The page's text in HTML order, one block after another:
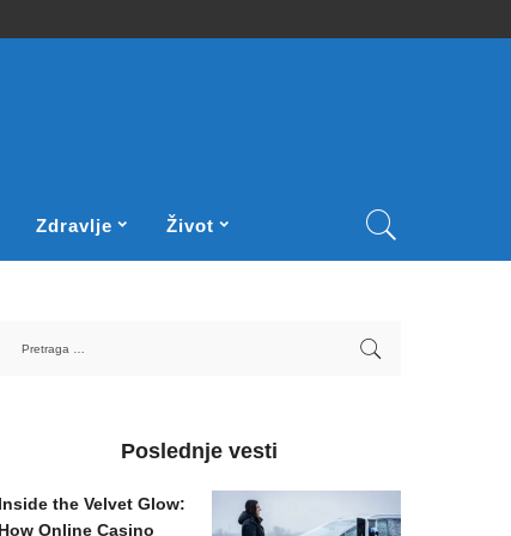
Zdravlje Život
Poslednje vesti
Inside the Velvet Glow:
How Online Casino